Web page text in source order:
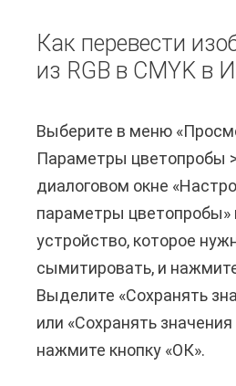
?
р
е
е
с
т
и
R
G
B
в
C
Как перевести
из RGB в CMYK в
Выберите в меню
Параметры цветопробы
диалоговом окне
параметры цветопробы»
устройство, которое
сымитировать, и
Выделите «Сохранять
или «Сохранять значения
нажмите кнопку «ОК».